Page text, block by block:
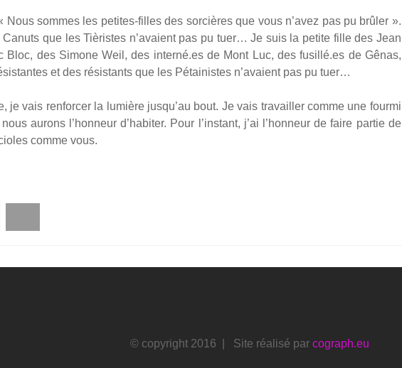
sommes les petites-filles des sor­cières que vous n’avez pas pu brû­ler ».
que les Tiè­ristes n’avaient pas pu tuer… Je suis la petite fille des Jean
Bloc, des Simone Weil, des interné.es de Mont Luc, des fusillé.es de Gênas,
et des résis­tants que les Pétai­nistes n’avaient pas pu tuer…
je vais ren­for­cer la lumière jusqu’au bout. Je vais tra­vailler comme une four­mi
aurons l’honneur d’habiter. Pour l’instant, j’ai l’honneur de faire par­tie de
comme vous.
© copyright 2016 | Site réalisé par cograph.eu